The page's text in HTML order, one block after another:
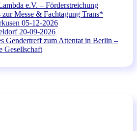
e.V. – Förderstreichung
Messe & Fachtagung Trans*
05-12-2026
20-09-2026
Gendertreff zum Attentat in Berlin –
Gesellschaft